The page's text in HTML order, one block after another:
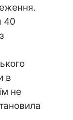
40
в
не